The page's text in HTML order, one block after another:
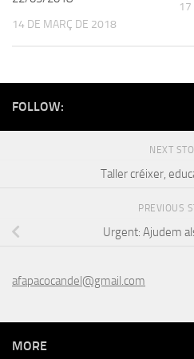
14 DE MARÇ DE 2018
17
FOLLOW:
NEXT
Taller créixer,
PREVIOUS
Urgent: Ajudem
afapacocandel@gmail.com
MORE